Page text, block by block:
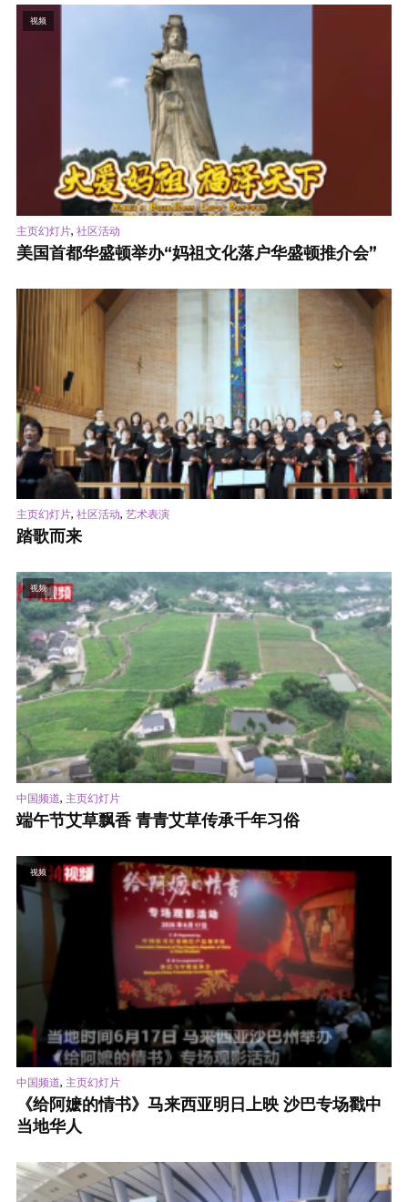
视频
主页幻灯片, 社区活动
美国首都华盛顿举办“妈祖文化落户华盛顿推介会”
主页幻灯片, 社区活动, 艺术表演
踏歌而来
视频
中国频道, 主页幻灯片
端午节艾草飘香 青青艾草传承千年习俗
视频
中国频道, 主页幻灯片
《给阿嬷的情书》马来西亚明日上映 沙巴专场戳中
当地华人